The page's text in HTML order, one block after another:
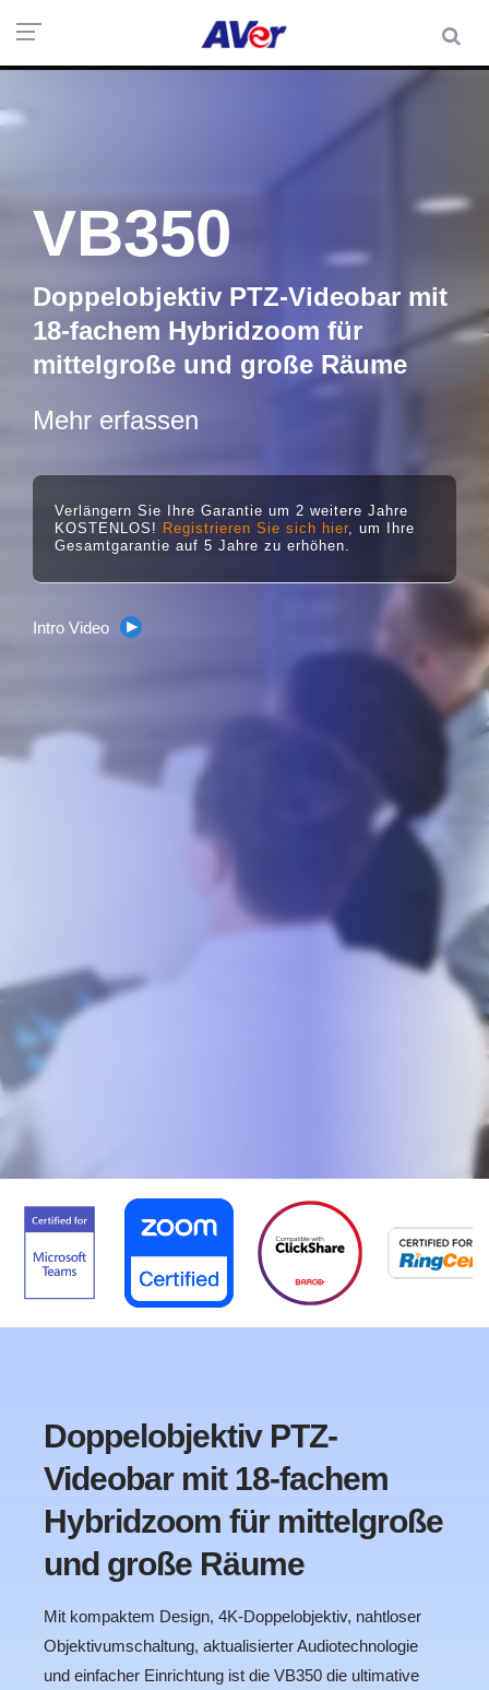
VB350
Doppelobjektiv PTZ-Videobar mit
18-fachem Hybridzoom für
mittelgroße und große Räume
Mehr erfassen
Intro Video
Verlängern Sie Ihre Garantie um 2 weitere Jahre
KOSTENLOS! Registrieren Sie sich hier, um Ihre
Gesamtgarantie auf 5 Jahre zu erhöhen.
Doppelobjektiv PTZ-
Videobar mit 18-fachem
Hybridzoom für mittelgroße
und große Räume
Mit kompaktem Design, 4K-Doppelobjektiv, nahtloser
Objektivumschaltung, aktualisierter Audiotechnologie
und einfacher Einrichtung ist die VB350 die ultimative